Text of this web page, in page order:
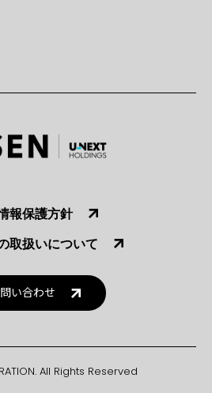
報保護方針
取扱いについて
い合わせ
All Rights Reserved